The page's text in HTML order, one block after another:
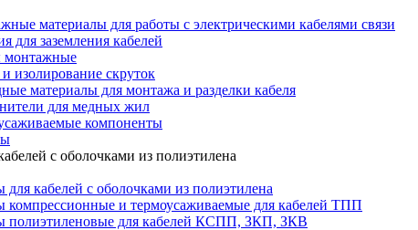
материалы для работы с электрическими кабелями связи
для заземления кабелей
монтажные
изолирование скруток
материалы для монтажа и разделки кабеля
для медных жил
компоненты
с оболочками из полиэтилена
кабелей с оболочками из полиэтилена
и термоусаживаемые для кабелей ТПП
полиэтиленовые для кабелей КСПП, ЗКП, ЗКВ